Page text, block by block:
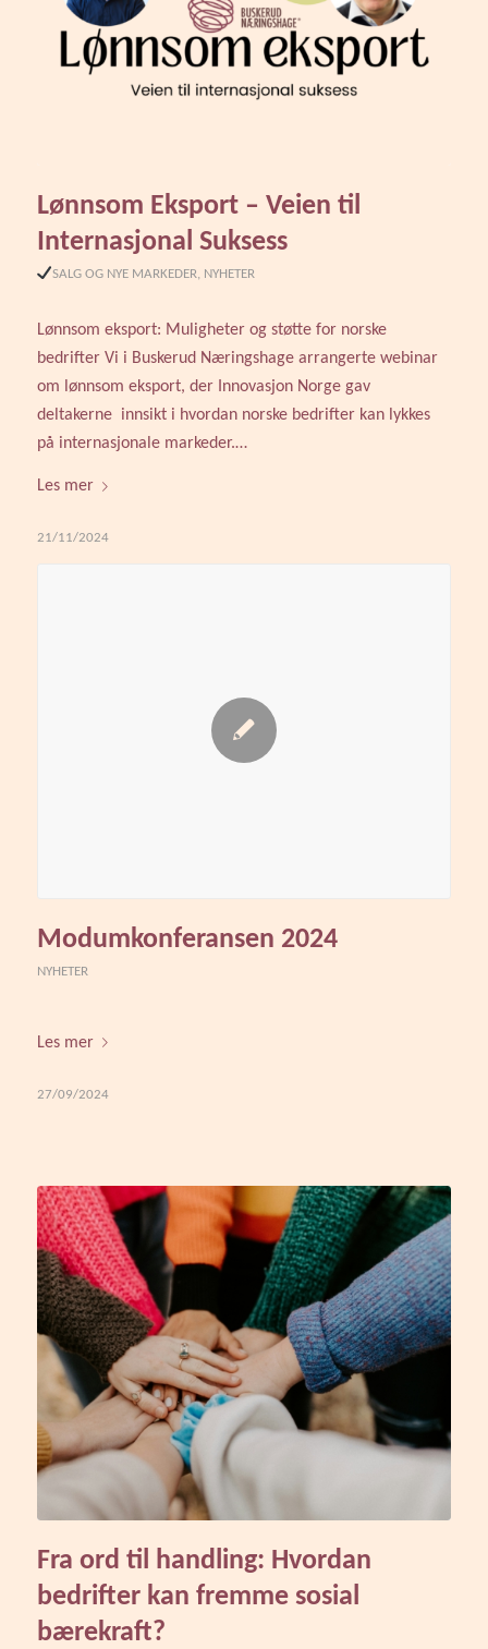
Lønnsom Eksport – Veien til
Internasjonal Suksess
SALG OG NYE MARKEDER, NYHETER
Lønnsom eksport: Muligheter og støtte for norske
bedrifter Vi i Buskerud Næringshage arrangerte webinar
om lønnsom eksport, der Innovasjon Norge gav
deltakerne innsikt i hvordan norske bedrifter kan lykkes
på internasjonale markeder.…
Les mer
21/11/2024
Modumkonferansen 2024
NYHETER
Les mer
27/09/2024
Fra ord til handling: Hvordan
bedrifter kan fremme sosial
bærekraft?